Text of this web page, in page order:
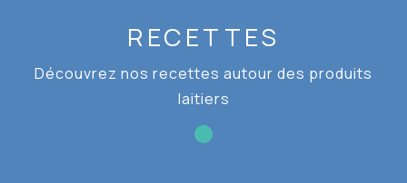
RECETTES
Découvrez nos recettes autour des produits
laitiers